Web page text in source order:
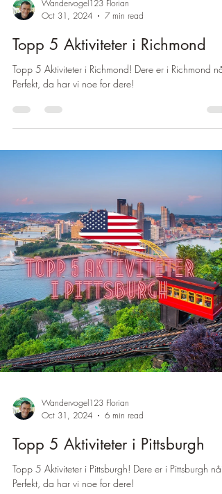
Wandervogel123 Florian
Oct 31, 2024
7 min read
Topp 5 Aktiviteter i Richmond
Topp 5 Aktiviteter i Richmond! Dere er i Richmond nå?
Perfekt, da har vi noe for dere!
Wandervogel123 Florian
Oct 31, 2024
6 min read
Topp 5 Aktiviteter i Pittsburgh
Topp 5 Aktiviteter i Pittsburgh! Dere er i Pittsburgh nå?
Perfekt, da har vi noe for dere!